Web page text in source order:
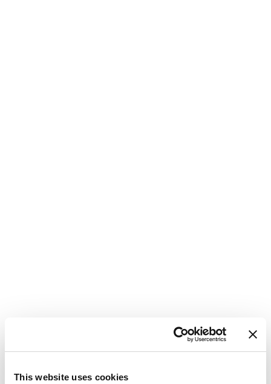
This website uses cookies